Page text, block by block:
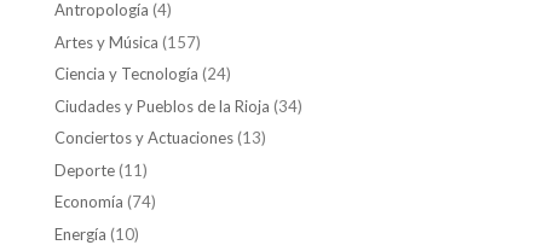
Antropología (4)
Artes y Música (157)
Ciencia y Tecnología (24)
Ciudades y Pueblos de la Rioja (34)
Conciertos y Actuaciones(13)
Deporte(11)
Economía (74)
Energía (10)